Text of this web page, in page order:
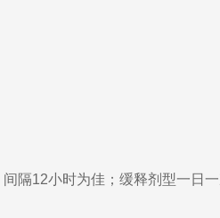
隔12小时为佳；缓释剂型一日